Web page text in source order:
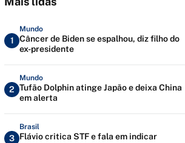
1
Mundo
Câncer de Biden se espalhou, diz filho do
ex-presidente
2
Mundo
Tufão Dolphin atinge Japão e deixa China
em alerta
3
Brasil
Flávio critica STF e fala em indicar